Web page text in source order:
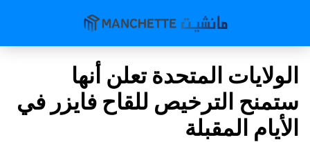
الولايات المتحدة تعلن أنها
ستمنح الترخيص للقاح فايزر في
الأيام المقبلة